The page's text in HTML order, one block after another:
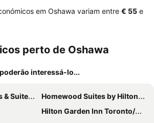
em Oshawa variam entre ‎€ 55 e
perto de Oshawa
interessá-lo...
Area By Ihg
Homewood Suites by Hilton Toronto-Ajax
Hilton Garden Inn Toronto/Ajax